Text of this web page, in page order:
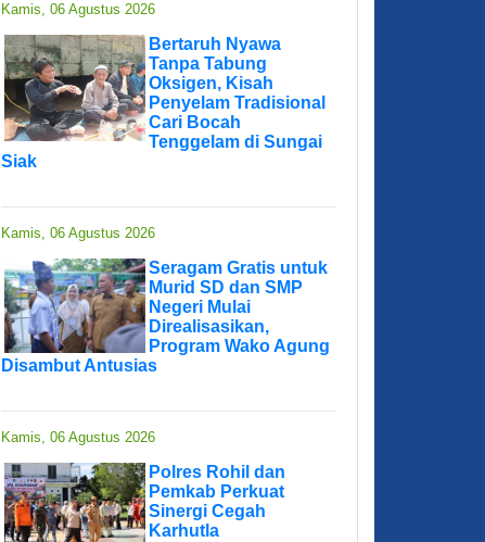
Kamis, 06 Agustus 2026
Bertaruh Nyawa
Tanpa Tabung
Oksigen, Kisah
Penyelam Tradisional
Cari Bocah
Tenggelam di Sungai
Siak
Kamis, 06 Agustus 2026
Seragam Gratis untuk
Murid SD dan SMP
Negeri Mulai
Direalisasikan,
Program Wako Agung
Disambut Antusias
Kamis, 06 Agustus 2026
Polres Rohil dan
Pemkab Perkuat
Sinergi Cegah
Karhutla